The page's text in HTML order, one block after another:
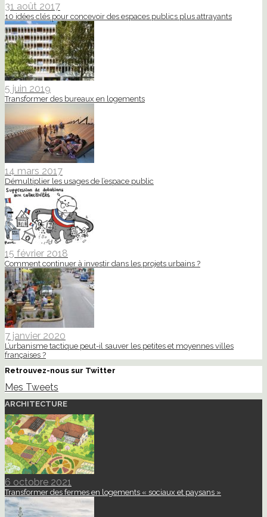
31 août 2017
10 idées clés pour concevoir des espaces publics plus attrayants
5 juin 2019
Transformer des bureaux en logements
14 mars 2017
Démultiplier les usages de l’espace public
15 février 2018
Comment continuer à investir dans les projets urbains ?
7 janvier 2020
L’urbanisme tactique peut-il sauver les petites et moyennes villes
françaises ?
Retrouvez-nous sur Twitter
Mes Tweets
ARCHITECTURE
6 octobre 2021
Transformer des fermes en logements « sociaux et paysans »